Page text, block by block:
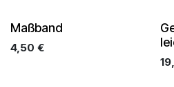
Maßband
4,50 €